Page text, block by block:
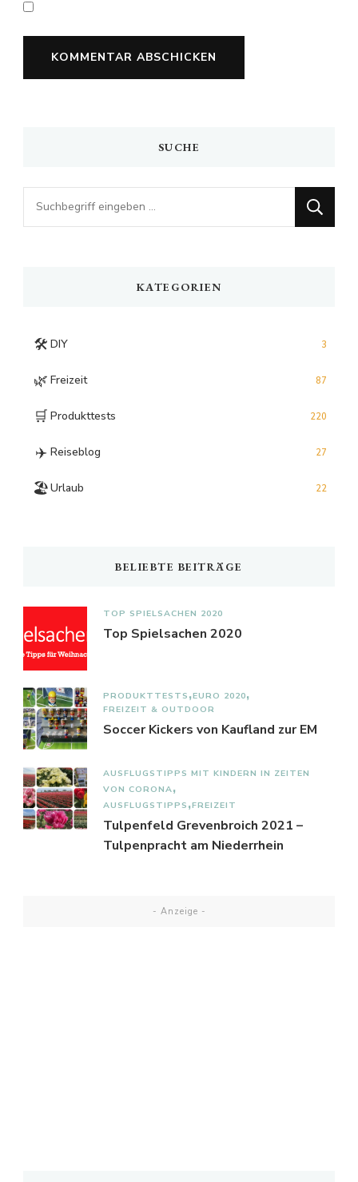
SUCHE
Looking
for
KATEGORIEN
🛠️ DIY 3
🌿 Freizeit 87
🛒 Produkttests 220
✈️ Reiseblog 27
🏖️Urlaub 22
BELIEBTE BEITRÄGE
TOP SPIELSACHEN 2020
Top Spielsachen 2020
PRODUKTTESTS EURO 2020
FREIZEIT & OUTDOOR
Soccer Kickers von Kaufland zur EM
AUSFLUGSTIPPS MIT KINDERN IN ZEITEN
VON CORONA
AUSFLUGSTIPPS FREIZEIT
Tulpenfeld Grevenbroich 2021 –
Tulpenpracht am Niederrhein
- Anzeige -